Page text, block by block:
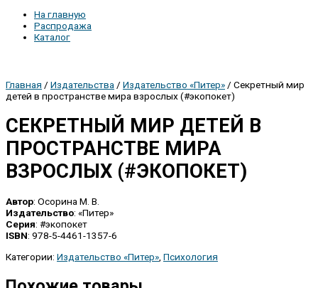
На главную
Распродажа
Каталог
Главная / Издательства / Издательство «Питер» / Секретный мир
детей в пространстве мира взрослых (#экопокет)
СЕКРЕТНЫЙ МИР ДЕТЕЙ В
ПРОСТРАНСТВЕ МИРА
ВЗРОСЛЫХ (#ЭКОПОКЕТ)
Автор: Осорина М. В.
Издательство: «Питер»
Серия: #экопокет
ISBN: 978-5-4461-1357-6
Категории: Издательство «Питер» Психология